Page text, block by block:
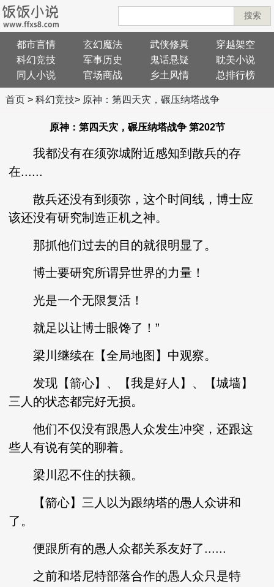
搜索
都市言情 玄幻魔法 武侠修真
穿越架空
科幻竞技
军事历史 鬼话悬疑
耽美小说
同人小说
官场商战 乡土风情 总排行榜
首页> 科幻竞技> 原神：第四天灾，碾压纳塔战争
原神：第四天灾，碾压纳塔战争 第202节
我都没有在须弥城附近感知到散兵的存
在......
散兵还没有到须弥，这个时间线，博士应
该还没有研究制造正机之神。
那抓他们过去的目的就很明显了。
博士要研究所谓异世界的力量！
光是一个无限复活！
就足以让博士眼馋了！”
梁川继续在【全局地图】中观察。
发现【箭心】、【我是好人】、【城墙】
三人的状态都完好无损。
他们不仅没有跟愚人众发生冲突，还跟这
些人有说有笑的聊着。
梁川忍不住的扶额。
【箭心】三人以为跟纳塔的愚人众讲和
了。
便跟所有的愚人众都关系友好了......
之前和塔尼特部落合作的愚人众只是特